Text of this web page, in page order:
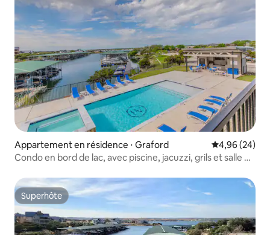
Appartement en résidence ⋅ Graford Évaluation
4,96 (24)
Condo en bord de lac, avec piscine, jacuzzi, grils et salle de
Superhôte
Superhôte